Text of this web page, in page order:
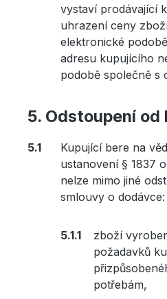
vystaví prodávající
uhrazení ceny
elektronické
adresu kupujícího
podobě společně s
Odstoupení od
Kupující bere na
ustanovení § 1837
nelze mimo jiné
smlouvy o dodávce:
zboží
požadavků
potřebám,